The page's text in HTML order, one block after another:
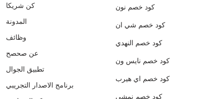
كن شريكا
المدونة
وظائف
عن صحصح
تطبيق الجوال
برنامج الاصدار التجريبي
كود خصم نون
كود خصم شي ان
كود خصم النهدي
كود خصم نايس ون
كود خصم اي هيرب
كود خصم نمشي